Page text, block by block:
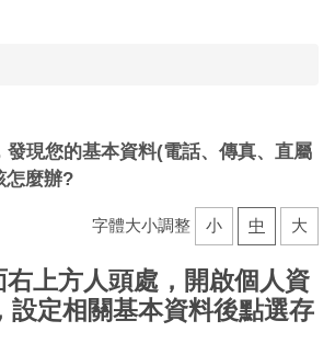
發現您的基本資料(電話、傳真、直屬
怎麼辦?
字體大小調整 小 中 大
右上方人頭處，開啟個人資
設定相關基本資料後點選存